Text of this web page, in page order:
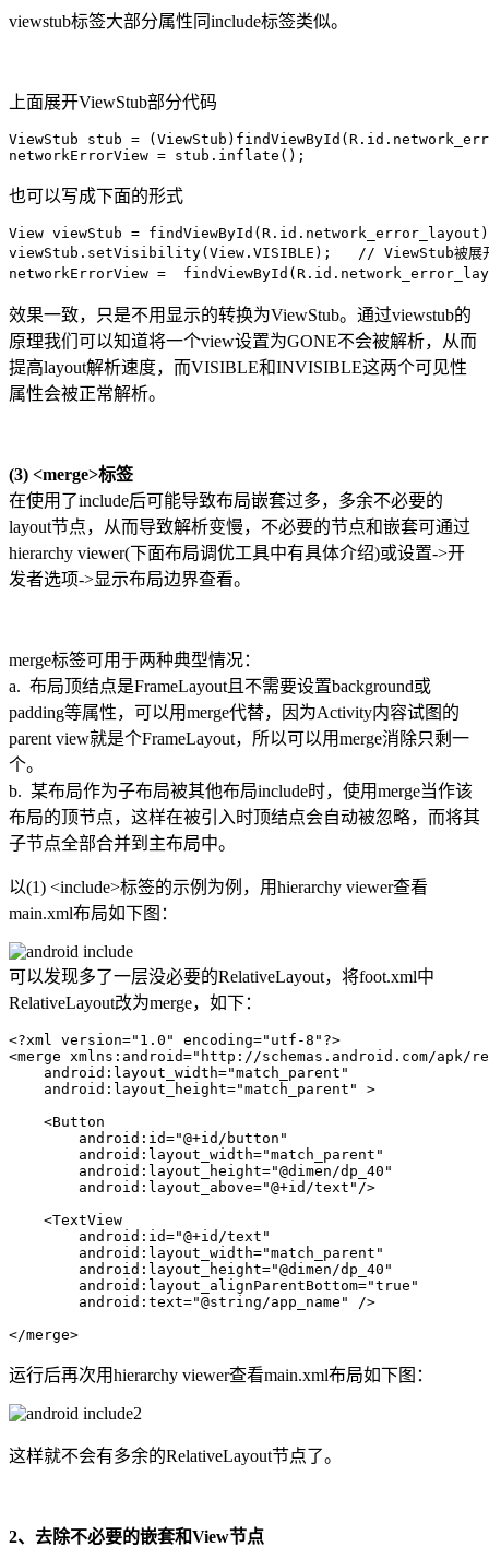
viewstub标签大部分属性同include标签类似。
上面展开ViewStub部分代码
ViewStub stub =
networkErrorView = stub.inflate();
也可以写成下面的形式
View viewStub =
viewStub.setVisibility(View.VISIBLE);   // ViewStub被展开
networkErrorView =
效果一致，只是不用显示的转换为ViewStub。通过viewstub的
原理我们可以知道将一个view设置为GONE不会被解析，从而
提高layout解析速度，而VISIBLE和INVISIBLE这两个可见性
属性会被正常解析。
(3) <merge>标签
在使用了include后可能导致布局嵌套过多，多余不必要的
layout节点，从而导致解析变慢，不必要的节点和嵌套可通过
hierarchy viewer(下面布局调优工具中有具体介绍)或设置->开
发者选项->显示布局边界查看。
merge标签可用于两种典型情况：
a. 布局顶结点是FrameLayout且不需要设置background或
padding等属性，可以用merge代替，因为Activity内容试图的
parent view就是个FrameLayout，所以可以用merge消除只剩一
个。
b. 某布局作为子布局被其他布局include时，使用merge当作该
布局的顶节点，这样在被引入时顶结点会自动被忽略，而将其
子节点全部合并到主布局中。
以(1) <include>标签的示例为例，用hierarchy viewer查看
main.xml布局如下图：
可以发现多了一层没必要的RelativeLayout，将foot.xml中
RelativeLayout改为merge，如下：
<?xml version="1.0" encoding="utf-8"?>
<merge xmlns:android="http://schemas.android.com/apk/
    android:layout_width="match_parent"
    android:layout_height="match_parent" >
    <Button
        android:id="@+id/button"
        android:layout_width="match_parent"
        android:layout_height="@dimen/dp_40"
        android:layout_above="@+id/text"/>
    <TextView
        android:id="@+id/text"
        android:layout_width="match_parent"
        android:layout_height="@dimen/dp_40"
        android:layout_alignParentBottom="true"
        android:text="@string/app_name" />
</merge>
运行后再次用hierarchy viewer查看main.xml布局如下图：
这样就不会有多余的RelativeLayout节点了。
2、去除不必要的嵌套和View节点